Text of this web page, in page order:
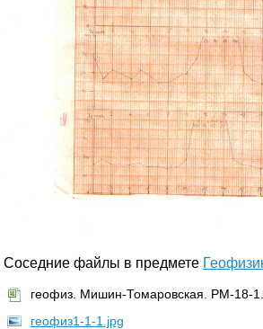
Соседние файлы в предмете
геофиз. Мишин-Томаровская. РМ-18-
геофиз1-1-1.jpg